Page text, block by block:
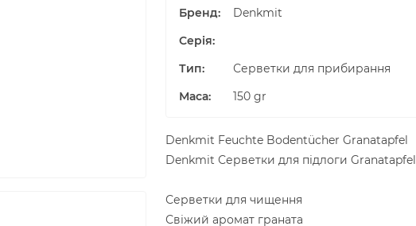
Бренд:
Denkmit
Серія:
Тип:
Серветки для прибирання
Маса: 150 gr
Denkmit Feuchte Bodentücher Granatapfel
Denkmit Серветки для підлоги Granatapfel
Серветки для чищення
Свіжий аромат граната